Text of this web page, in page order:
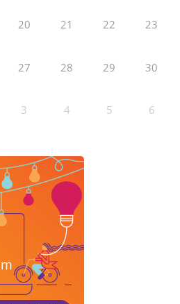
20 21 22 23
27 28 29 30
3 4 5 6